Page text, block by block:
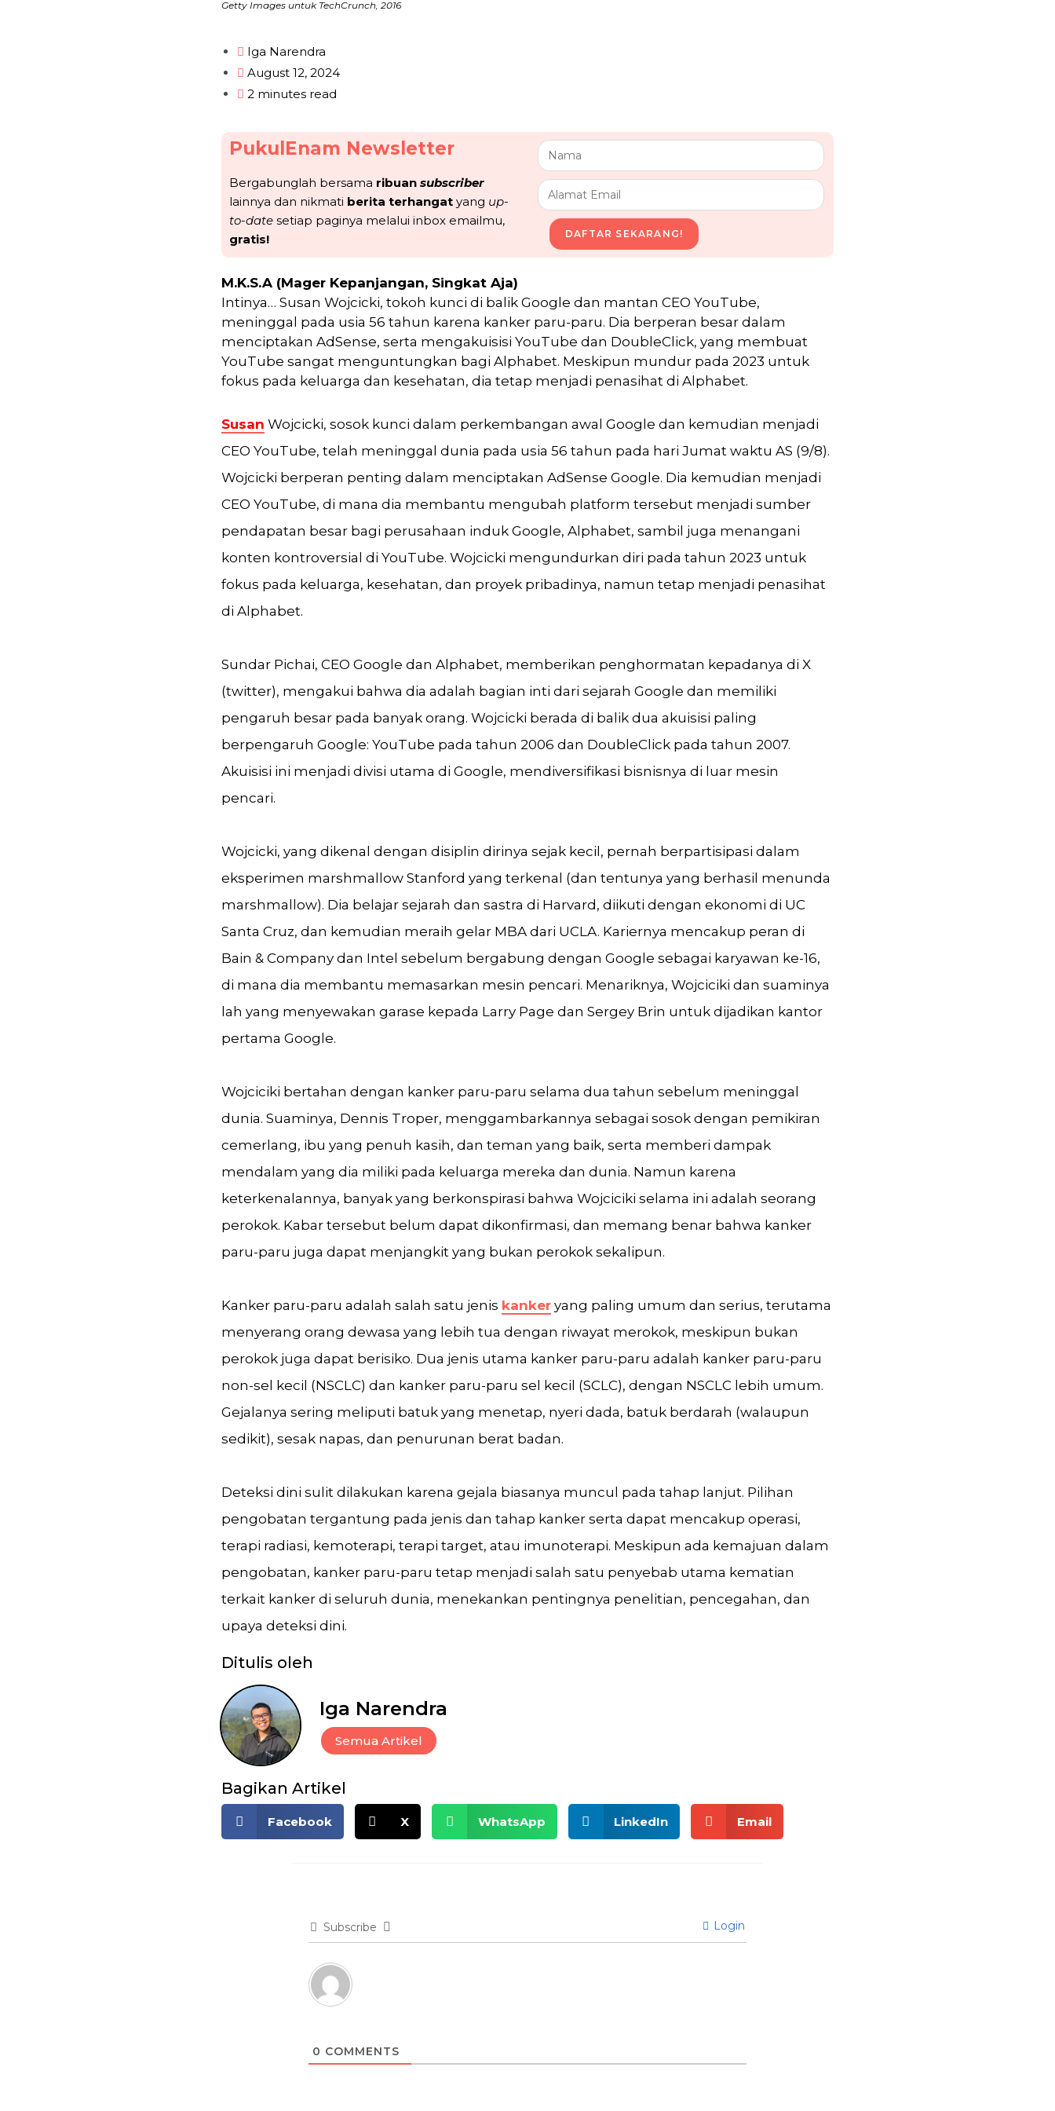
Getty Images untuk TechCrunch, 2016
Iga Narendra
August 12, 2024
2 minutes read
PukulEnam Newsletter
Bergabunglah bersama ribuan subscriber
lainnya dan nikmati berita terhangat yang up-
to-date setiap paginya melalui inbox emailmu,
gratis!
DAFTAR SEKARANG!
M.K.S.A (Mager Kepanjangan, Singkat Aja)
Intinya… Susan Wojcicki, tokoh kunci di balik Google dan mantan CEO YouTube,
meninggal pada usia 56 tahun karena kanker paru-paru. Dia berperan besar dalam
menciptakan AdSense, serta mengakuisisi YouTube dan DoubleClick, yang membuat
YouTube sangat menguntungkan bagi Alphabet. Meskipun mundur pada 2023 untuk
fokus pada keluarga dan kesehatan, dia tetap menjadi penasihat di Alphabet.
Susan Wojcicki, sosok kunci dalam perkembangan awal Google dan kemudian menjadi
CEO YouTube, telah meninggal dunia pada usia 56 tahun pada hari Jumat waktu AS (9/8).
Wojcicki berperan penting dalam menciptakan AdSense Google. Dia kemudian menjadi
CEO YouTube, di mana dia membantu mengubah platform tersebut menjadi sumber
pendapatan besar bagi perusahaan induk Google, Alphabet, sambil juga menangani
konten kontroversial di YouTube. Wojcicki mengundurkan diri pada tahun 2023 untuk
fokus pada keluarga, kesehatan, dan proyek pribadinya, namun tetap menjadi penasihat
di Alphabet.
Sundar Pichai, CEO Google dan Alphabet, memberikan penghormatan kepadanya di X
(twitter), mengakui bahwa dia adalah bagian inti dari sejarah Google dan memiliki
pengaruh besar pada banyak orang. Wojcicki berada di balik dua akuisisi paling
berpengaruh Google: YouTube pada tahun 2006 dan DoubleClick pada tahun 2007.
Akuisisi ini menjadi divisi utama di Google, mendiversifikasi bisnisnya di luar mesin
pencari.
Wojcicki, yang dikenal dengan disiplin dirinya sejak kecil, pernah berpartisipasi dalam
eksperimen marshmallow Stanford yang terkenal (dan tentunya yang berhasil menunda
marshmallow). Dia belajar sejarah dan sastra di Harvard, diikuti dengan ekonomi di UC
Santa Cruz, dan kemudian meraih gelar MBA dari UCLA. Kariernya mencakup peran di
Bain & Company dan Intel sebelum bergabung dengan Google sebagai karyawan ke-16,
di mana dia membantu memasarkan mesin pencari. Menariknya, Wojciciki dan suaminya
lah yang menyewakan garase kepada Larry Page dan Sergey Brin untuk dijadikan kantor
pertama Google.
Wojciciki bertahan dengan kanker paru-paru selama dua tahun sebelum meninggal
dunia. Suaminya, Dennis Troper, menggambarkannya sebagai sosok dengan pemikiran
cemerlang, ibu yang penuh kasih, dan teman yang baik, serta memberi dampak
mendalam yang dia miliki pada keluarga mereka dan dunia. Namun karena
keterkenalannya, banyak yang berkonspirasi bahwa Wojciciki selama ini adalah seorang
perokok. Kabar tersebut belum dapat dikonfirmasi, dan memang benar bahwa kanker
paru-paru juga dapat menjangkit yang bukan perokok sekalipun.
Kanker paru-paru adalah salah satu jenis kanker yang paling umum dan serius, terutama
menyerang orang dewasa yang lebih tua dengan riwayat merokok, meskipun bukan
perokok juga dapat berisiko. Dua jenis utama kanker paru-paru adalah kanker paru-paru
non-sel kecil (NSCLC) dan kanker paru-paru sel kecil (SCLC), dengan NSCLC lebih umum.
Gejalanya sering meliputi batuk yang menetap, nyeri dada, batuk berdarah (walaupun
sedikit), sesak napas, dan penurunan berat badan.
Deteksi dini sulit dilakukan karena gejala biasanya muncul pada tahap lanjut. Pilihan
pengobatan tergantung pada jenis dan tahap kanker serta dapat mencakup operasi,
terapi radiasi, kemoterapi, terapi target, atau imunoterapi. Meskipun ada kemajuan dalam
pengobatan, kanker paru-paru tetap menjadi salah satu penyebab utama kematian
terkait kanker di seluruh dunia, menekankan pentingnya penelitian, pencegahan, dan
upaya deteksi dini.
Ditulis oleh
Iga Narendra
Semua Artikel
Bagikan Artikel
Facebook X WhatsApp LinkedIn Email
Subscribe Login
0 COMMENTS